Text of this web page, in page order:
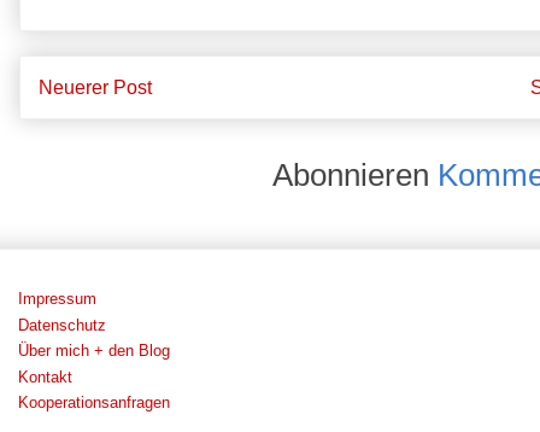
Neuerer Post
Abonnieren
Impressum
Datenschutz
Über mich + den Blog
Kontakt
Kooperationsanfragen